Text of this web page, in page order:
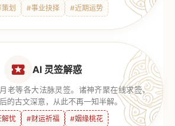
划 #事业抉择 #近期运势
AI 灵签解惑
老等各大法脉灵签。诸神齐聚在线求签，
的古文深意，从此不再一知半解。
忧 #财运祈福 #姻缘桃花